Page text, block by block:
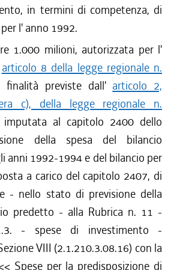
in termini di competenza, di
l' anno 1992.
1.000 milioni, autorizzata per l'
articolo 8 della legge regionale n.
previste dall' articolo 2,
c), della legge regionale n.
al capitolo 2400 dello
della spesa del bilancio
anni 1992-1994 e del bilancio per
a carico del capitolo 2407, di
- nello stato di previsione della
predetto - alla Rubrica n. 11 -
- spese di investimento -
VIII (2.1.210.3.08.16) con la
Spese per la predisposizione di